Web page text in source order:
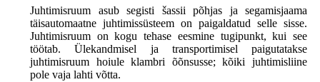
Juhtimisruum asub segisti šassii põhjas ja segamisjaama
täisautomaatne juhtimissüsteem on paigaldatud selle sisse.
Juhtimisruum on kogu tehase eesmine tugipunkt, kui see
töötab. Ülekandmisel ja transportimisel paigutatakse
juhtimisruum hoiule klambri õõnsusse; kõiki juhtimisliine
pole vaja lahti võtta.